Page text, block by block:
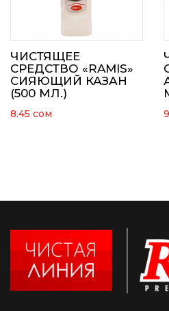
ЧИСТЯЩЕЕ
СРЕДСТВО «RAMIS»
СИЯЮЩИЙ КАЗАН
(500 МЛ.)
8.45 сом